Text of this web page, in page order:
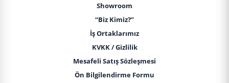
Showroom
“Biz Kimiz?”
İş Ortaklarımız
KVKK / Gizlilik
Mesafeli Satış Sözleşmesi
Ön Bilgilendirme Formu